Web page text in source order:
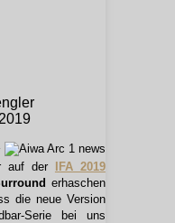
auf der IFA 2019
erhaschen
die neue Version
Serie bei uns